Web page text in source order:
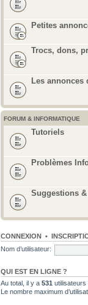
Petites
Trocs, dons,
Les annonces
FORUM & INFORMATIQUE
Tutoriels
Problèmes
Suggestions &
CONNEXION •
Nom d’utilisateur:
QUI EST EN LIGNE ?
Au total, il y a 531 utilisateurs
Le nombre maximum